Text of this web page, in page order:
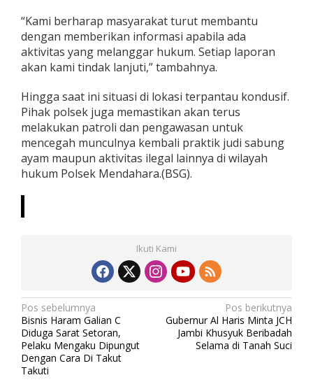
“Kami berharap masyarakat turut membantu
dengan memberikan informasi apabila ada
aktivitas yang melanggar hukum. Setiap laporan
akan kami tindak lanjuti,” tambahnya.
Hingga saat ini situasi di lokasi terpantau kondusif.
Pihak polsek juga memastikan akan terus
melakukan patroli dan pengawasan untuk
mencegah munculnya kembali praktik judi sabung
ayam maupun aktivitas ilegal lainnya di wilayah
hukum Polsek Mendahara.(BSG).
Ikuti Kami
N
a
v
i
Pos sebelumnya
Bisnis Haram Galian C
Diduga Sarat Setoran,
Pelaku Mengaku Dipungut
Dengan Cara Di Takut
Takuti
Pos berikutnya
Gubernur Al Haris Minta JCH
Jambi Khusyuk Beribadah
Selama di Tanah Suci